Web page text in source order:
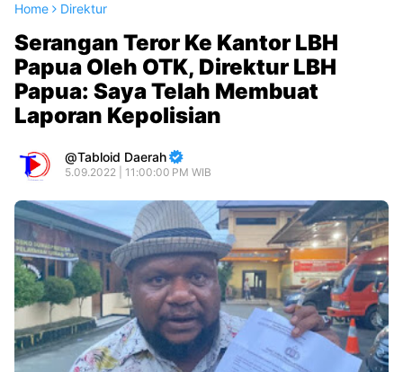
Home Direktur
Serangan Teror Ke Kantor LBH
Papua Oleh OTK, Direktur LBH
Papua: Saya Telah Membuat
Laporan Kepolisian
Tabloid Daerah
5.09.2022 | 11:00:00 PM WIB